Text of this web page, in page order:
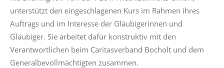
unterstützt den eingeschlagenen Kurs im Rahmen ihres
Auftrags und im Interesse der Gläubigerinnen und
Gläubiger. Sie arbeitet dafür konstruktiv mit den
Verantwortlichen beim Caritasverband Bocholt und dem
Generalbevollmächtigten zusammen.